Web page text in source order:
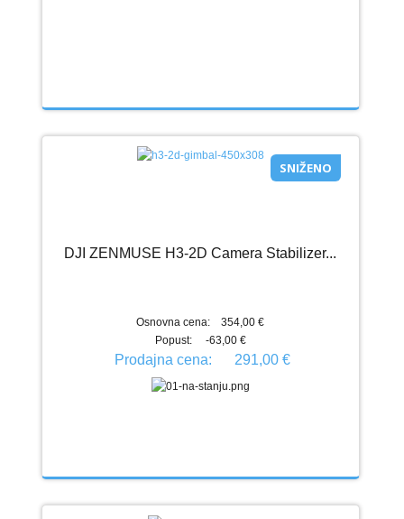
SNIŽENO
DJI ZENMUSE H3-2D Camera Stabilizer...
Osnovna cena:
354,00 €
Popust:
-63,00 €
Prodajna cena: 291,00 €